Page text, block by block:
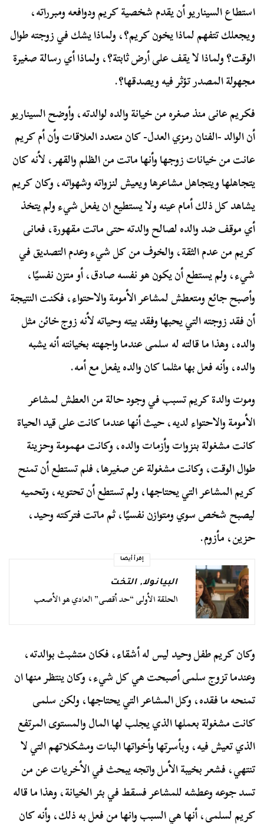
استطاع السيناريو أن يقدم شخصية كريم ودوافعه ومبرراته،
ويجعلك تتفهم لماذا يخون كريم؟، ولماذا يشك في زوجته طوال
الوقت؟ ولماذا لا يقف على أرض ثابتة؟، ولماذا أي رسالة صغيرة
مجهولة المصدر تؤثر فيه ويصدقها؟.
فكريم عانى منذ صغره من خيانة والده لوالدته، وأوضح السيناريو
أن الوالد -الفنان رمزي العدل- كان متعدد العلاقات وأن أم كريم
عانت من خيانات زوجها وأنها ماتت من الظلم والقهر، لأنه كان
يتجاهلها ويتجاهل مشاعرها ويعيش لنزواته وشهواته، وكان كريم
يشاهد كل ذلك أمام عينه ولا يستطيع ان يفعل شيء ولم يتخذ
أي موقف ضد والده لصالح والدته حتى ماتت مقهورة، فعانى
كريم من عدم الثقة، والخوف من كل شيء وعدم التصديق في
شيء، ولم يستطع أن يكون هو نفسه صادق، أو متزن نفسيًا،
وأصبح جائع ومتعطش لمشاعر الأمومة والاحتواء، فكنت النتيجة
أن فقد زوجته التي يحبها وفقد بيته وحياته لأنه زوج خائن مثل
والده، وهذا ما قالته له سلمى عندما واجهته بخيانته أنه يشبه
والده، وأنه فعل بها مثلما كان والده يفعل مع أمه.
وموت والدة كريم تسبب في وجود حالة من العطش لمشاعر
الأمومة والاحتواء لديه، حيث أنها عندما كانت على قيد الحياة
كانت مشغولة بنزوات وأزمات والده، وكانت مهمومة وحزينة
طوال الوقت، وكانت مشغولة عن صغيرها، فلم تستطع أن تمنح
كريم المشاعر التي يحتاجها، ولم تستطع أن تحتويه، وتحميه
ليصبح شخص سوي ومتوازن نفسيًا، ثم ماتت فتركته وحيد،
حزين، مأزوم.
إقرأ أيضا
البيانولا,التخت
الحلقة الأولى “حد أقصى” العادي هو الأصعب
وكان كريم طفل وحيد ليس له أشقاء، فكان متشبث بوالدته،
وعندما تزوج سلمى أصبحت هي كل شيء، وكان ينتظر منها ان
تمنحه ما فقده، وكل المشاعر التي يحتاجها، ولكن سلمى
كانت مشغولة بعملها الذي يجلب لها المال والمستوى المرتفع
الذي تعيش فيه، وبأسرتها وأخواتها البنات ومشكلاتهم التي لا
تنتهي، فشعر بخيبة الأمل واتجه يبحث في الأخريات عن من
تسد جوعه وعطشه للمشاعر فسقط في بئر الخيانة، وهذا ما قاله
كريم لسلمى، أنها هي السبب وانها من فعل به ذلك، وأنه كان